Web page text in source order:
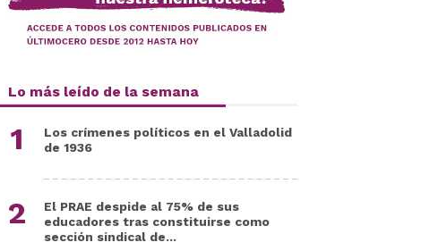
Lo más leído de la semana
Los crímenes políticos en el Valladolid
de 1936
El PRAE despide al 75% de sus
educadores tras constituirse como
sección sindical de...